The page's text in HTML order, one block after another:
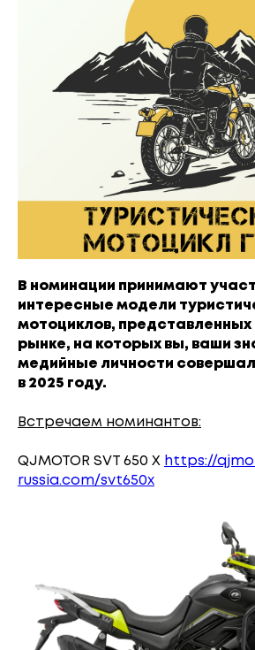
В номинации принимают
интересные модели
мотоциклов,
рынке, на которых вы, ваши
медийные личности
в 2025 году.
Встречаем номинантов:
QJMOTOR SVT 650 X https://
russia.com/svt650x